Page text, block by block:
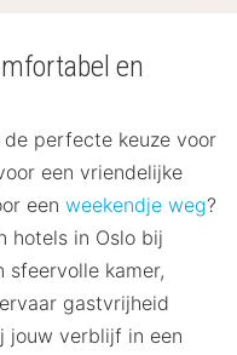
en
perfecte keuze voor
een vriendelijke
een weekendje weg?
hotels in Oslo bij
sfeervolle kamer,
gastvrijheid
jouw verblijf in een